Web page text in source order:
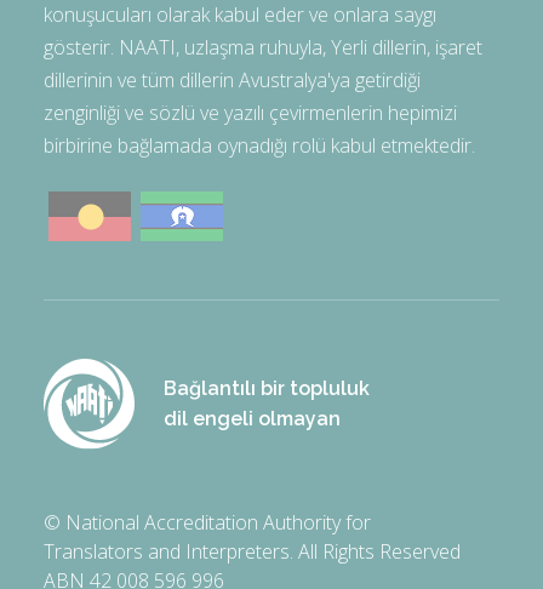
konuşucuları olarak kabul eder ve onlara saygı
gösterir. NAATI, uzlaşma ruhuyla, Yerli dillerin, işaret
dillerinin ve tüm dillerin Avustralya'ya getirdiği
zenginliği ve sözlü ve yazılı çevirmenlerin hepimizi
birbirine bağlamada oynadığı rolü kabul etmektedir.
Bağlantılı bir topluluk
dil engeli olmayan
© National Accreditation Authority for
Translators and Interpreters. All Rights Reserved
ABN 42 008 596 996